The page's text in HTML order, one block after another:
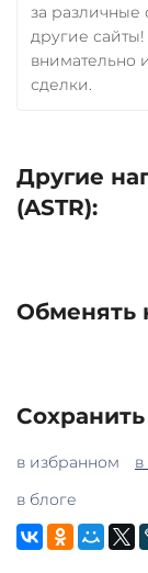
за
другие
внимательно
сделки.
Другие
(ASTR):
Обменять
в избранном
в блоге